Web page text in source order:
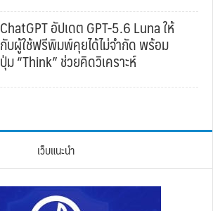
ChatGPT อัปเดต GPT-5.6 Luna ให้
กับผู้ใช้ฟรีพิมพ์คุยได้ไม่จำกัด พร้อม
ปุ่ม “Think” ช่วยคิดวิเคราะห์
เว็บแนะนำ